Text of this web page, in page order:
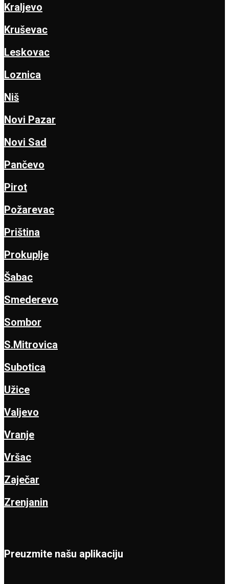
Kraljevo
Kruševac
Leskovac
Loznica
Niš
Novi Pazar
Novi Sad
Pančevo
Pirot
Požarevac
Priština
Prokuplje
Šabac
Smederevo
Sombor
S.Mitrovica
Subotica
Užice
Valjevo
Vranje
Vršac
Zaječar
Zrenjanin
Preuzmite našu aplikaciju